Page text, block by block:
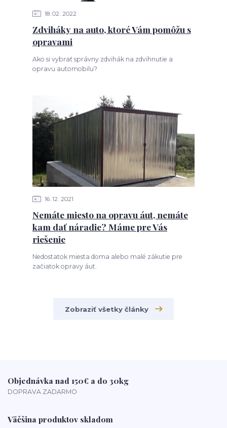
18 02 2022
Zdviháky na auto, ktoré Vám pomôžu s
opravami
Ako si vybrať správny zdvihák na zdvihnutie a
opravu automobilu?
16 12 2021
Nemáte miesto na opravu áut, nemáte
kam dať náradie? Máme pre Vás
riešenie
Nedostatok miesta doma alebo malé zákutie pre
začiatok opravy áut.
Zobraziť všetky články
Objednávka nad 150€ a do 30kg
DOPRAVA ZADARMO
Väčšina produktov skladom